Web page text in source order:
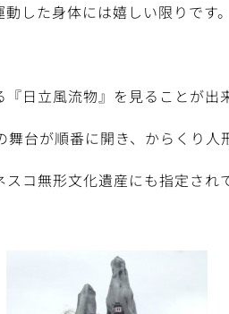
した身体には嬉しい限りです。
日立風流物』を見ることが出
台が順番に開き、からくり人
コ無形文化遺産にも指定され